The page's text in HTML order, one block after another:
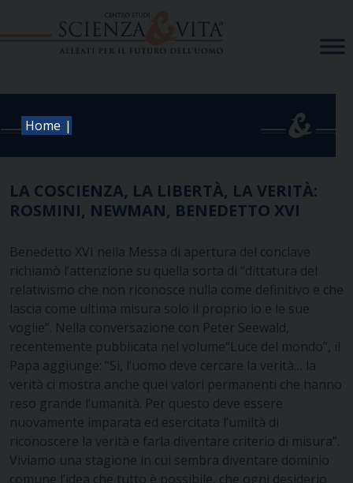
Home |
LA COSCIENZA, LA LIBERTÀ, LA VERITÀ:
ROSMINI, NEWMAN, BENEDETTO XVI
Benedetto XVI nella Messa di apertura del conclave
richiamò l’attenzione su quella sorta di “dittatura del
relativismo che non riconosce nulla come definitivo e che
lascia come ultima misura solo il proprio io e le sue
voglie”. Nella conversazione con Peter Seewald,
recentemente pubblicata nel volume“Luce del mondo”, il
Papa aggiunge: “Sì, l’uomo deve cercare la verità… la
verità ci mostra anche quei valori permanenti che hanno
reso grande l’umanità. Per questo deve essere
nuovamente imparata ed esercitata l’umiltà di
riconoscere la verità e farla diventare criterio di misura”.
Viviamo una stagione in cui sembra diventare dominio
comune l’idea che tutto è possibile, che ogni desiderio